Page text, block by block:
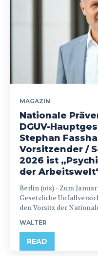
MAGAZIN
Nationale
DGUV-
Stephan
Vorsitzender /
2026 ist
der
Berlin (ots) - Zum Januar 2026 hat die Deutsche
Gesetzliche
den Vorsitz der
WALTER
READ